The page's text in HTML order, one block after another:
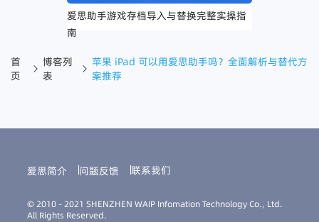
爱思助手游戏存档导入与替换完整实操指
南
首
页
博客列
表
苹果 iPad 可以用爱思助手吗？全面解析与替代方
案推荐
爱思简介 问题反馈 联系我们
© 2010 - 2021 SHENZHEN WAIP Infomation Technology Co., Ltd.
All Rights Reserved.